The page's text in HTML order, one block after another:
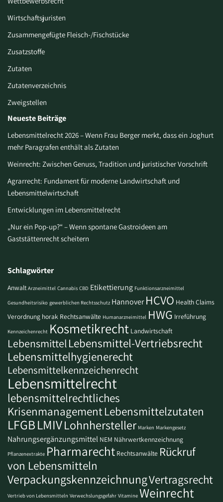
Wirtschaftsjuristen
Zusammengefügte Fleisch-/Fischstücke
Zusatzstoffe
Zutaten
Zutatenverzeichnis
Zweigstellen
Neueste Beiträge
Lebensmittelrecht 2026 – Wenn Frau Berger merkt, dass ein Joghurt
mehr Paragrafen enthält als Zutaten
Weinrecht: Zwischen Genuss, Tradition und juristischer Vorschrift
Agrarrecht: Fundament für moderne Landwirtschaft und
Lebensmittelwirtschaft
Entwicklungen im Lebensmittelrecht
„Nur ein Pop-up?“ – Wenn spontane Gastroideen am
Gaststättenrecht scheitern
Schlagwörter
Anwalt Arzneimittel Cannabis CBD Etikettierung Funktionsarzneimittel
Gesundheitsrisiko gewerblichen Rechtsschutz Hannover HCVO Health Claims
Verordnung horak Rechtsanwälte Humanarzneimittel HWG Irreführung
Kennzeichenrecht Kosmetikrecht Landwirtschaft
LebensmittelLebensmittel-Vertriebsrecht
Lebensmittelhygienerecht
Lebensmittelkennzeichenrecht
Lebensmittelrecht
lebensmittelrechtliches
KrisenmanagementLebensmittelzutaten
LFGBLMIVLohnhersteller Marken Markengesetz
Nahrungsergänzungsmittel NEM Nährwertkennzeichnung
Pflanzenextrakte Pharmarecht Rechtsanwälte Rückruf
von Lebensmitteln
VerpackungskennzeichnungVertragsrecht
Vertrieb von Lebensmitteln Verwechslungsgefahr Vitamine Weinrecht